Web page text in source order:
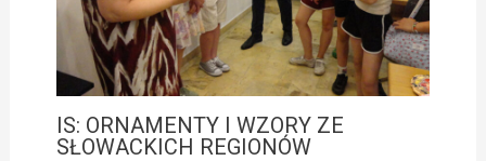
IS: ORNAMENTY I WZORY ZE
SŁOWACKICH REGIONÓW